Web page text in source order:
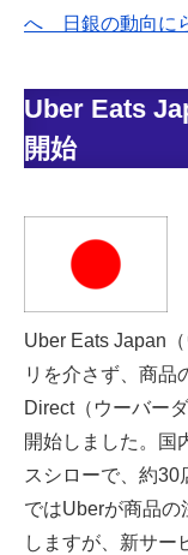
へ 日銀の動向に
Uber Eats
開始
Uber Eats Japan
リを介さず、商品
Direct（ウーバー
開始しました。国
スシローで、約30
ではUberが商品
しますが、新サー